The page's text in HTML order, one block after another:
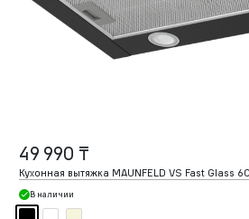
49 990 ₸
Кухонная вытяжка MAUNFELD VS Fast Glass
В наличии